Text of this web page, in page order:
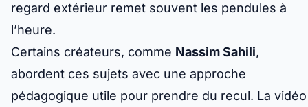
regard extérieur remet souvent les pendules à
l’heure.
Certains créateurs, comme Nassim Sahili,
abordent ces sujets avec une approche
pédagogique utile pour prendre du recul. La vidéo